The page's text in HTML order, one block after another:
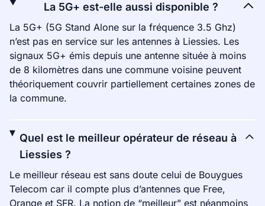
La 5G+ est-elle aussi disponible ?
La 5G+ (5G Stand Alone sur la fréquence 3.5 Ghz)
n’est pas en service sur les antennes à Liessies. Les
signaux 5G+ émis depuis une antenne située à moins
de 8 kilomètres dans une commune voisine peuvent
théoriquement couvrir partiellement certaines zones de
la commune.
Quel est le meilleur opérateur de réseau à
Liessies ?
Le meilleur réseau est sans doute celui de Bouygues
Telecom car il compte plus d’antennes que Free,
Orange et SFR. La notion de “meilleur” est néanmoins